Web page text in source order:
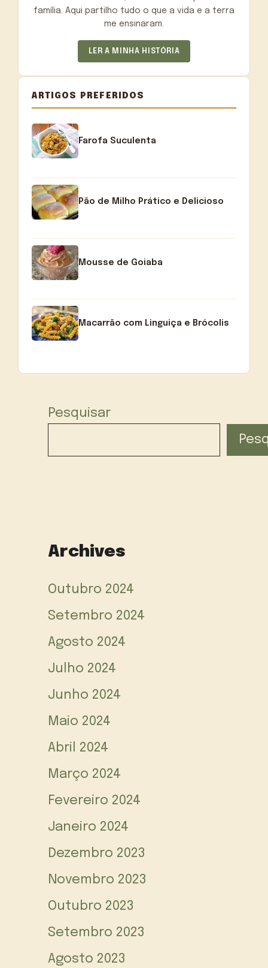
família. Aqui partilho tudo o que a vida e a terra
me ensinaram.
LER A MINHA HISTÓRIA
ARTIGOS PREFERIDOS
Farofa Suculenta
Pão de Milho Prático e Delicioso
Mousse de Goiaba
Macarrão com Linguiça e Brócolis
Pesquisar
Archives
Outubro 2024
Setembro 2024
Agosto 2024
Julho 2024
Junho 2024
Maio 2024
Abril 2024
Março 2024
Fevereiro 2024
Janeiro 2024
Dezembro 2023
Novembro 2023
Outubro 2023
Setembro 2023
Agosto 2023